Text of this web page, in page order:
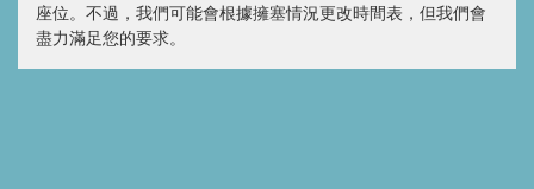
座位。不過，我們可能會根據擁塞情況更改時間表，但我們會
盡力滿足您的要求。